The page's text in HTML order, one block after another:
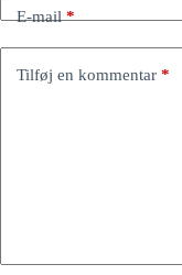
E-mail*
Tilføj en kommentar *